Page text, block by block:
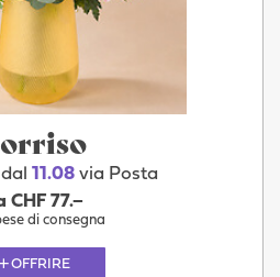
11.08via Posta
CHF 77.–
di consegna
OFFRIRE